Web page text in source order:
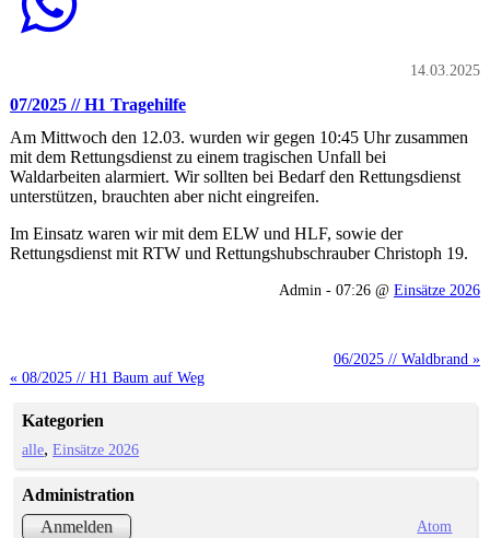
14.03.2025
07/2025 // H1 Tragehilfe
Am Mittwoch den 12.03. wurden wir gegen 10:45 Uhr zusammen
mit dem Rettungsdienst zu einem tragischen Unfall bei
Waldarbeiten alarmiert. Wir sollten bei Bedarf den Rettungsdienst
unterstützen, brauchten aber nicht eingreifen.
Im Einsatz waren wir mit dem ELW und HLF, sowie der
Rettungsdienst mit RTW und Rettungshubschrauber Christoph 19.
Admin - 07:26 @Einsätze 2026
06/2025 // Waldbrand »
« 08/2025 // H1 Baum auf Weg
Kategorien
alle Einsätze 2026
Administration
Anmelden
Atom